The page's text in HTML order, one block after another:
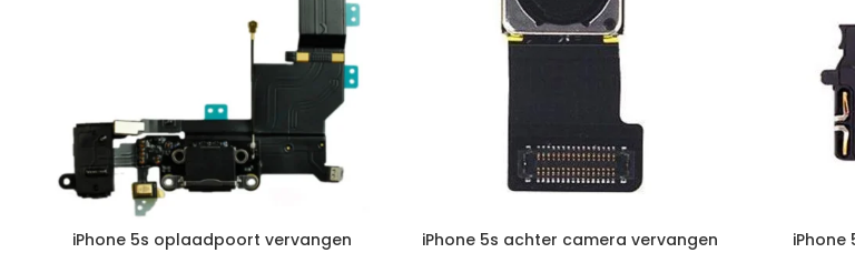
iPhone 5s oplaadpoort vervangen iPhone 5s achter camera vervangen iPhone